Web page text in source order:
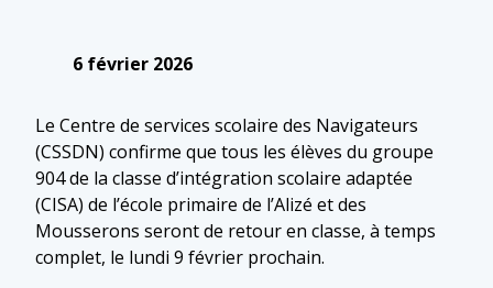
6 février 2026
Le Centre de services scolaire des Navigateurs
(CSSDN) confirme que tous les élèves du groupe
904 de la classe d’intégration scolaire adaptée
(CISA) de l’école primaire de l’Alizé et des
Mousserons seront de retour en classe, à temps
complet, le lundi 9 février prochain.